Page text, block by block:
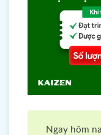
Ngay hôm